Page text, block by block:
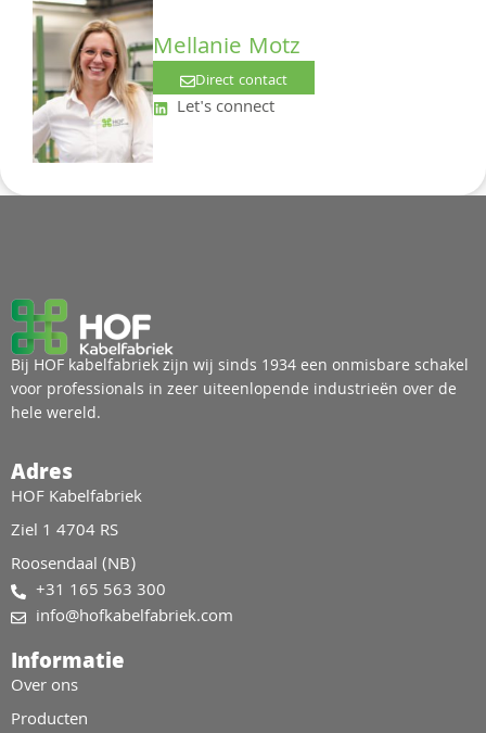
Mellanie Motz
Direct contact
Let's connect
Bij HOF kabelfabriek zijn wij sinds 1934 een onmisbare schakel
voor professionals in zeer uiteenlopende industrieën over de
hele wereld.
Adres
HOF Kabelfabriek
Ziel 1 4704 RS
Roosendaal (NB)
+31 165 563 300
info@hofkabelfabriek.com
Informatie
Over ons
Producten